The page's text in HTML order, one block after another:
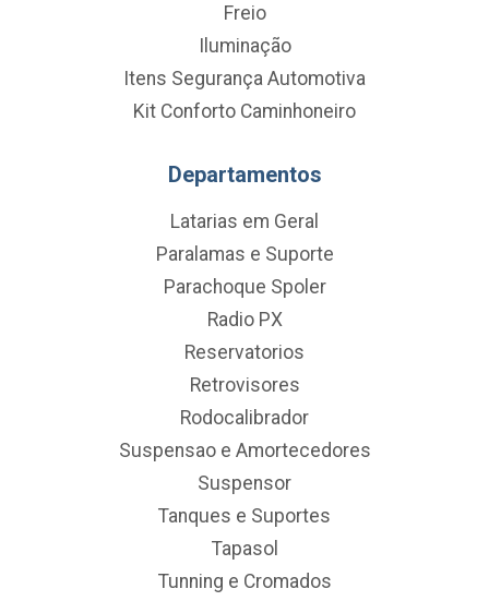
Freio
Iluminação
Itens Segurança Automotiva
Kit Conforto Caminhoneiro
Departamentos
Latarias em Geral
Paralamas e Suporte
Parachoque Spoler
Radio PX
Reservatorios
Retrovisores
Rodocalibrador
Suspensao e Amortecedores
Suspensor
Tanques e Suportes
Tapasol
Tunning e Cromados